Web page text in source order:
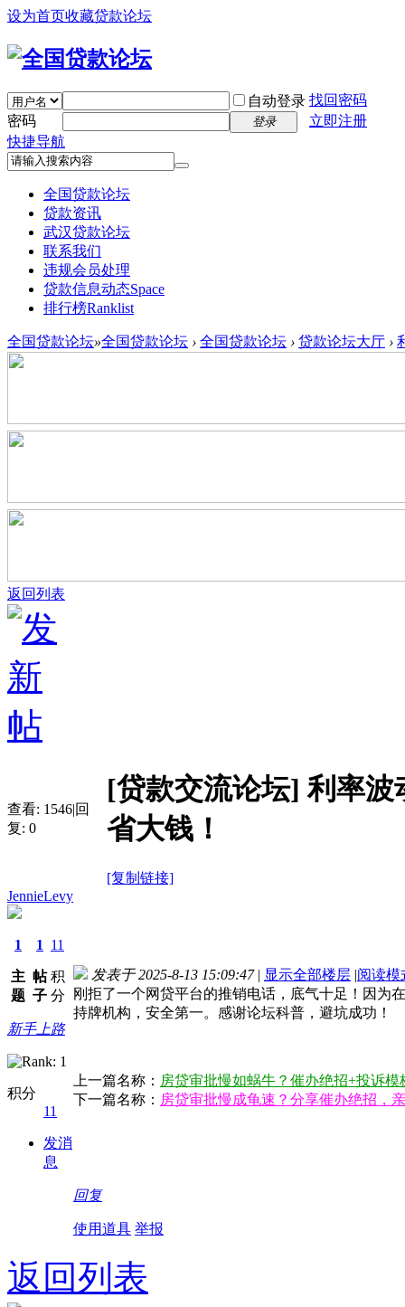
设为首页收藏贷款论坛
自动登录 找回密码
密码
登录
立即注册
快捷导航
全国贷款论坛
贷款资讯
武汉贷款论坛
联系我们
违规会员处理
贷款信息动态Space
排行榜Ranklist
全国贷款论坛»全国贷款论坛 › 全国贷款论坛 › 贷款论坛大厅 ›
返回列表
查看: 1546|回
复: 0
[贷款交流论坛]利率波
省大钱！
[复制链接]
JennieLevy
1
主
题
1
帖
子
11
积
分
新手上路
积分
11
发消
息
发表于 2025-8-13 15:09:47 | 显示全部楼层 |阅读模
刚拒了一个网贷平台的推销电话，底气十足！因为
持牌机构，安全第一。感谢论坛科普，避坑成功！
上一篇名称： 房贷审批慢如蜗牛？催办绝招+投诉模
下一篇名称： 房贷审批慢成龟速？分享催办绝招，
回复
使用道具 举报
返回列表